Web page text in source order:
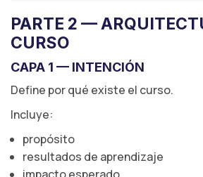
PARTE 2 —
CURSO
CAPA 1 — INTENCIÓN
Define por qué existe el curso.
Incluye:
propósito
resultados de aprendizaje